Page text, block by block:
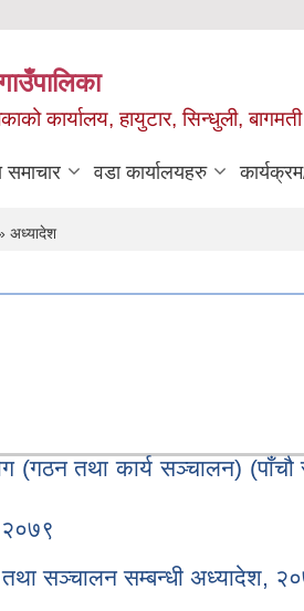
कार्यालय, हायुटार, सिन्धुली,
वडा कार्यालयहरु
अध्यादेश
(गठन तथा कार्य सञ्चालन)
सञ्चालन सम्बन्धी अध्यादेश,